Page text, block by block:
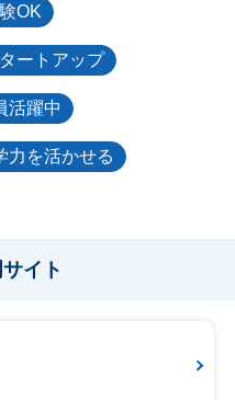
OK
ートアップ
活躍中
力を活かせる
イト